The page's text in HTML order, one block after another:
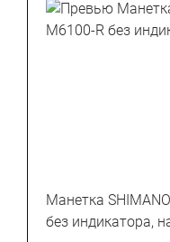
Манетка
без индикатора,